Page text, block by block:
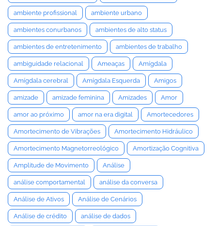
ambiente profissional ambiente urbano
ambientes conurbanos ambientes de alto status
ambientes de entretenimento ambientes de trabalho
ambiguidade relacional Ameaças Amígdala
Amígdala cerebral Amígdala Esquerda Amigos
amizade amizade feminina Amizades Amor
amor ao próximo amor na era digital Amortecedores
Amortecimento de Vibrações Amortecimento Hidráulico
Amortecimento Magnetorreológico Amortização Cognitiva
Amplitude de Movimento Análise
análise comportamental análise da conversa
Análise de Ativos Análise de Cenários
Análise de crédito análise de dados